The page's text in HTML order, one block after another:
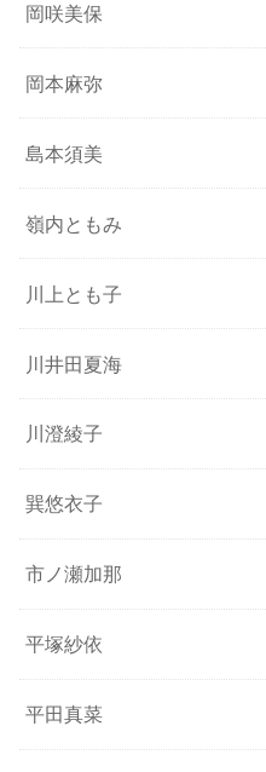
岡咲美保
岡本麻弥
島本須美
嶺内ともみ
川上とも子
川井田夏海
川澄綾子
巽悠衣子
市ノ瀬加那
平塚紗依
平田真菜